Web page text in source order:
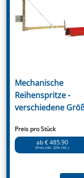
Mechanische
Reihenspritze -
verschiedene
Preis pro Stück
ab € 485.90
(Preis inkl. 20% USt.)